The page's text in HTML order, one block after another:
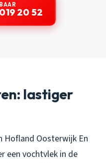
20 52
lastiger
Hofland Oosterwijk En
een vochtvlek in de